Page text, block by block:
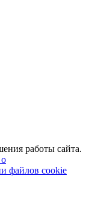
работы сайта.
файлов cookie